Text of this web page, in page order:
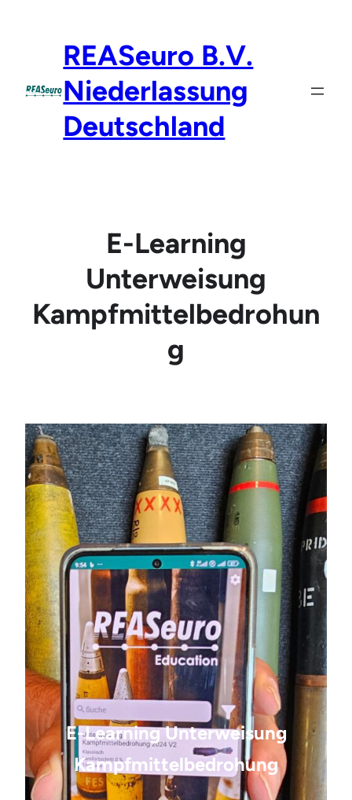
REASeuro B.V.
Niederlassung
Deutschland
E-Learning
Unterweisung
Kampfmittelbedrohun
g
E-Learning Unterweisung
Kampfmittelbedrohung